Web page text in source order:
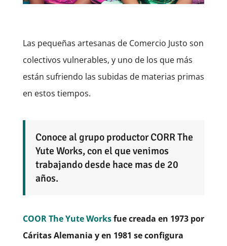
Las pequeñas artesanas de Comercio Justo son
colectivos vulnerables, y uno de los que más
están sufriendo las subidas de materias primas
en estos tiempos.
Conoce al grupo productor CORR The
Yute Works, con el que venimos
trabajando desde hace mas de 20
años.
COOR The Yute Worksfue creada en 1973 por
Cáritas Alemania y en 1981 se configura